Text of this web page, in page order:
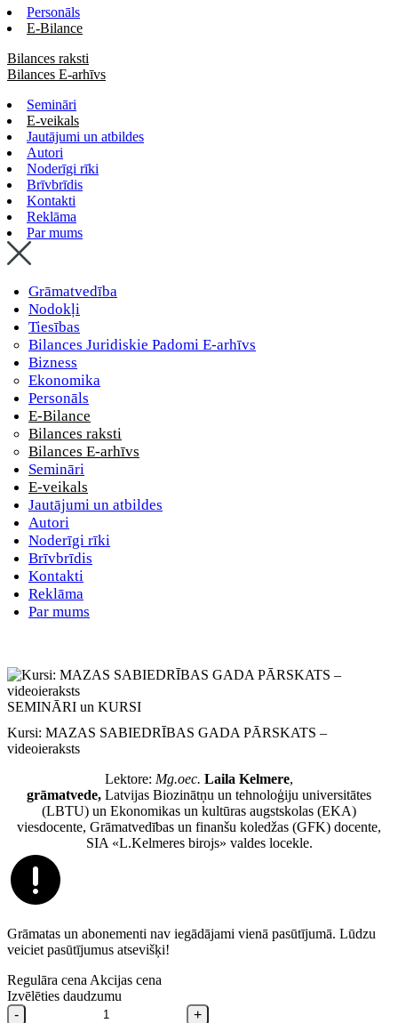
Personāls
E-Bilance
Bilances raksti
Bilances E-arhīvs
Semināri
E-veikals
Jautājumi un atbildes
Autori
Noderīgi rīki
Brīvbrīdis
Kontakti
Reklāma
Par mums
Grāmatvedība
Nodokļi
Tiesības
Bilances Juridiskie Padomi E-arhīvs
Bizness
Ekonomika
Personāls
E-Bilance
Bilances raksti
Bilances E-arhīvs
Semināri
E-veikals
Jautājumi un atbildes
Autori
Noderīgi rīki
Brīvbrīdis
Kontakti
Reklāma
Par mums
SEMINĀRI un KURSI
Kursi: MAZAS SABIEDRĪBAS GADA PĀRSKATS –
videoieraksts
Lektore: Mg.oec. Laila Kelmere,
grāmatvede, Latvijas Biozinātņu un tehnoloģiju universitātes
(LBTU) un Ekonomikas un kultūras augstskolas (EKA)
viesdocente, Grāmatvedības un finanšu koledžas (GFK) docente,
SIA «L.Kelmeres birojs» valdes locekle.
Grāmatas un abonementi nav iegādājami vienā pasūtījumā. Lūdzu
veiciet pasūtījumus atsevišķi!
Regulāra cena Akcijas cena
Izvēlēties daudzumu
-
+